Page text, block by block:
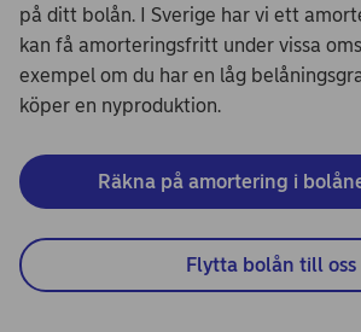
på ditt bolån. I Sverige har vi ett
kan få amorteringsfritt under vissa
exempel om du har en låg
köper en nyproduktion.
Räkna på amortering i
Flytta bolån till oss